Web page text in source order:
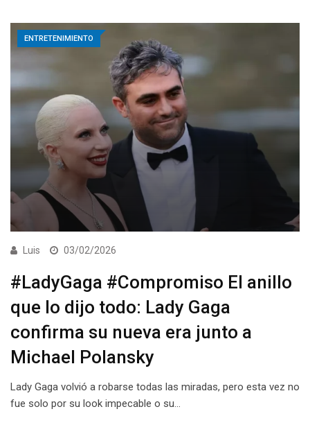
ENTRETENIMIENTO
Luis 03/02/2026
#LadyGaga #Compromiso El anillo
que lo dijo todo: Lady Gaga
confirma su nueva era junto a
Michael Polansky
Lady Gaga volvió a robarse todas las miradas, pero esta vez no
fue solo por su look impecable o su…